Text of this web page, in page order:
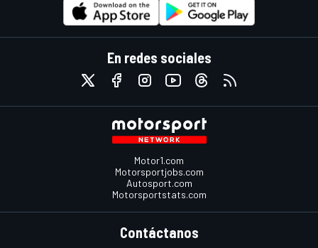
En redes sociales
Motor1.com
Motorsportjobs.com
Autosport.com
Motorsportstats.com
Contáctanos